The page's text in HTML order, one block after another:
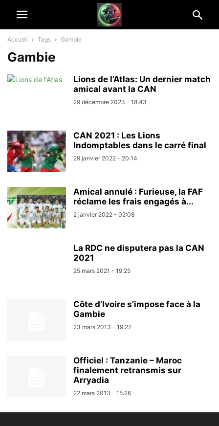
Accueil Tags Gambie
Gambie
Lions de l’Atlas: Un dernier match
amical avant la CAN
29 décembre 2023 - 18:43
CAN 2021 : Les Lions
Indomptables dans le carré final
29 janvier 2022 - 20:14
Amical annulé : Furieuse, la FAF
réclame les frais engagés à...
2 janvier 2022 - 02:08
La RDC ne disputera pas la CAN
2021
25 mars 2021 - 19:25
Côte d’Ivoire s’impose face à la
Gambie
23 mars 2013 - 19:27
Officiel : Tanzanie – Maroc
finalement retransmis sur
Arryadia
22 mars 2013 - 15:26